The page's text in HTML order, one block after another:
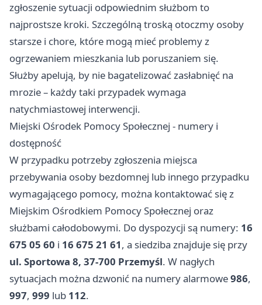
zgłoszenie sytuacji odpowiednim służbom to
najprostsze kroki. Szczególną troską otoczmy osoby
starsze i chore, które mogą mieć problemy z
ogrzewaniem mieszkania lub poruszaniem się.
Służby apelują, by nie bagatelizować zasłabnięć na
mrozie – każdy taki przypadek wymaga
natychmiastowej interwencji.
Miejski Ośrodek Pomocy Społecznej - numery i
dostępność
W przypadku potrzeby zgłoszenia miejsca
przebywania osoby bezdomnej lub innego przypadku
wymagającego pomocy, można kontaktować się z
Miejskim Ośrodkiem Pomocy Społecznej oraz
służbami całodobowymi. Do dyspozycji są numery: 16
675 05 60 i 16 675 21 61, a siedziba znajduje się przy
ul. Sportowa 8, 37-700 Przemyśl. W nagłych
sytuacjach można dzwonić na numery alarmowe986,
997, 999 lub 112.